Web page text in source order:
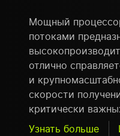
Мощный
потоками
отлично
и
скорости
критически
Узнать больше